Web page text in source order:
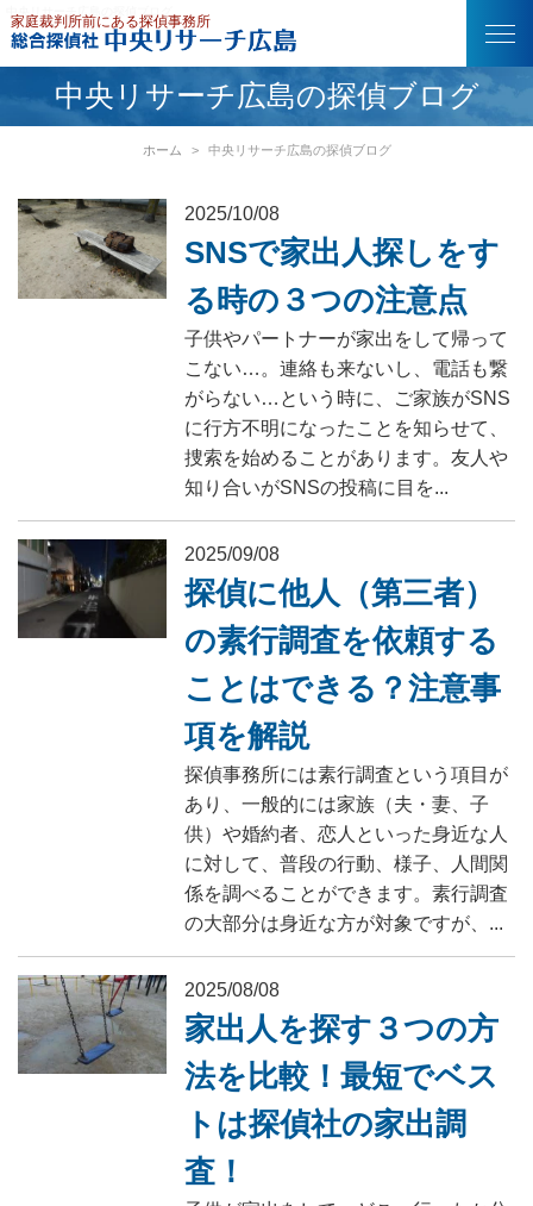
中央リサーチ広島の探偵ブログ
ホーム 中央リサーチ広島の探偵ブログ
2025/10/08
SNSで家出人探しをす
る時の３つの注意点
子供やパートナーが家出をして帰って
こない…。連絡も来ないし、電話も繋
がらない…という時に、ご家族がSNS
に行方不明になったことを知らせて、
捜索を始めることがあります。友人や
知り合いがSNSの投稿に目を...
2025/09/08
探偵に他人（第三者）
の素行調査を依頼する
ことはできる？注意事
項を解説
探偵事務所には素行調査という項目が
あり、一般的には家族（夫・妻、子
供）や婚約者、恋人といった身近な人
に対して、普段の行動、様子、人間関
係を調べることができます。素行調査
の大部分は身近な方が対象ですが、...
2025/08/08
家出人を探す３つの方
法を比較！最短でベス
トは探偵社の家出調
査！